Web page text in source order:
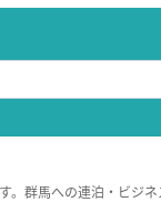
群馬への連泊・ビジ